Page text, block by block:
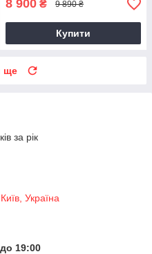
8 900 ₴ 9 890 ₴
Купити
ще
за рік
Україна
19:00